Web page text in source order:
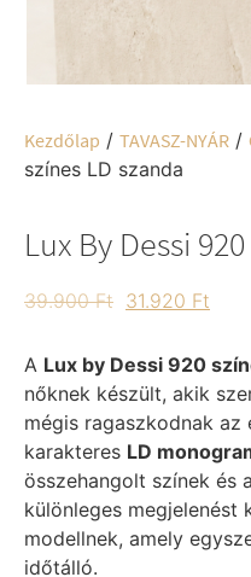
Kezdőlap / TAVASZ-NYÁR /
színes LD szanda
Lux By Dessi
39.900Ft 31.920 Ft
A Lux by Dessi 920
nőknek készült, akik
mégis ragaszkodnak az
karakteres LD
összehangolt színek és
különleges megjelenést
modellnek, amely
időtálló.